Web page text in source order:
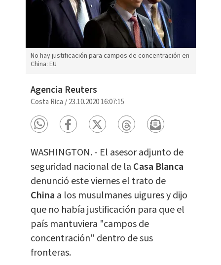
No hay justificación para campos de concentración en
China: EU
Agencia Reuters
Costa Rica /23.10.2020 16:07:15
WASHINGTON. - El asesor adjunto de
seguridad nacional de la Casa Blanca
denunció este viernes el trato de
China a los musulmanes uigures y dijo
que no había justificación para que el
país mantuviera "campos de
concentración" dentro de sus
fronteras.